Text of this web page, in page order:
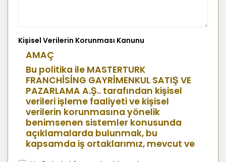
Kişisel Verilerin Korunması Kanunu
AMAÇ
Bu politika ile MASTERTURK
FRANCHİSİNG GAYRİMENKUL SATIŞ VE
PAZARLAMA A.Ş.. tarafından kişisel
verileri işleme faaliyeti ve kişisel
verilerin korunmasına yönelik
benimsenen sistemler konusunda
açıklamalarda bulunmak, bu
kapsamda iş ortaklarımız, mevcut ve